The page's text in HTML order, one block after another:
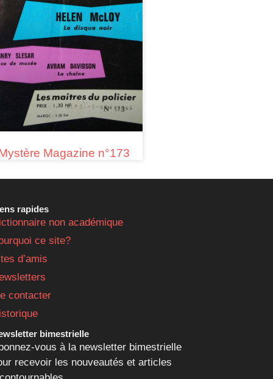
Magazine n°173
rapides
non académique
ce site?
d’amis
contacter
bimestrielle
vous à la newsletter bimestrielle
recevoir les nouveautés et articles